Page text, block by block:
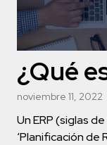
¿Qué
noviembre 11, 2022
Un ERP (siglas
‘Planificación de